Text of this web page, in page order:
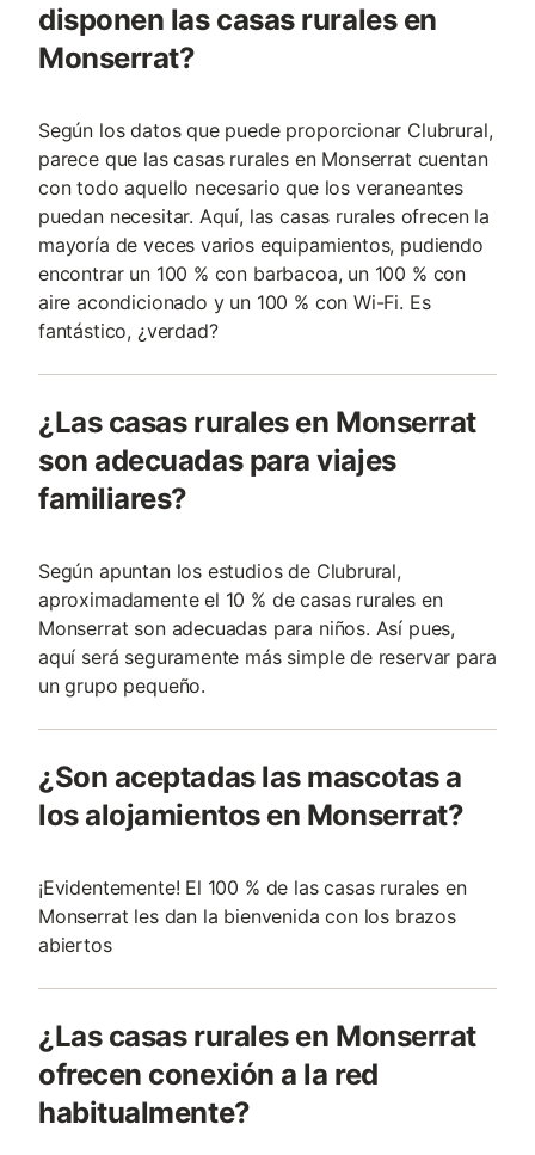
disponen las casas rurales en
Monserrat?
Según los datos que puede proporcionar Clubrural,
parece que las casas rurales en Monserrat cuentan
con todo aquello necesario que los veraneantes
puedan necesitar. Aquí, las casas rurales ofrecen la
mayoría de veces varios equipamientos, pudiendo
encontrar un 100 % con barbacoa, un 100 % con
aire acondicionado y un 100 % con Wi-Fi. Es
fantástico, ¿verdad?
¿Las casas rurales en Monserrat
son adecuadas para viajes
familiares?
Según apuntan los estudios de Clubrural,
aproximadamente el 10 % de casas rurales en
Monserrat son adecuadas para niños. Así pues,
aquí será seguramente más simple de reservar para
un grupo pequeño.
¿Son aceptadas las mascotas a
los alojamientos en Monserrat?
¡Evidentemente! El 100 % de las casas rurales en
Monserrat les dan la bienvenida con los brazos
abiertos
¿Las casas rurales en Monserrat
ofrecen conexión a la red
habitualmente?